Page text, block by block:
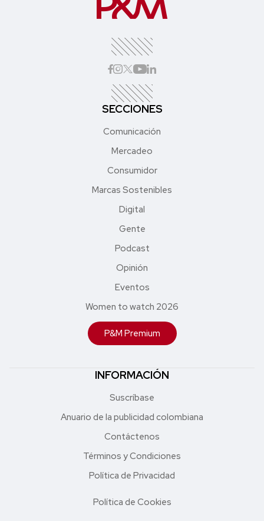
SECCIONES
Comunicación
Mercadeo
Consumidor
Marcas Sostenibles
Digital
Gente
Podcast
Opinión
Eventos
Women to watch 2026
P&M Premium
INFORMACIÓN
Suscríbase
Anuario de la publicidad colombiana
Contáctenos
Términos y Condiciones
Política de Privacidad
Política de Cookies